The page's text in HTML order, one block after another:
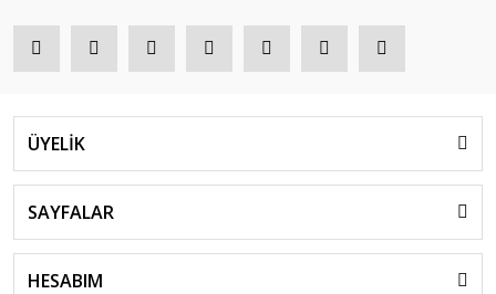
ÜYELİK
SAYFALAR
HESABIM